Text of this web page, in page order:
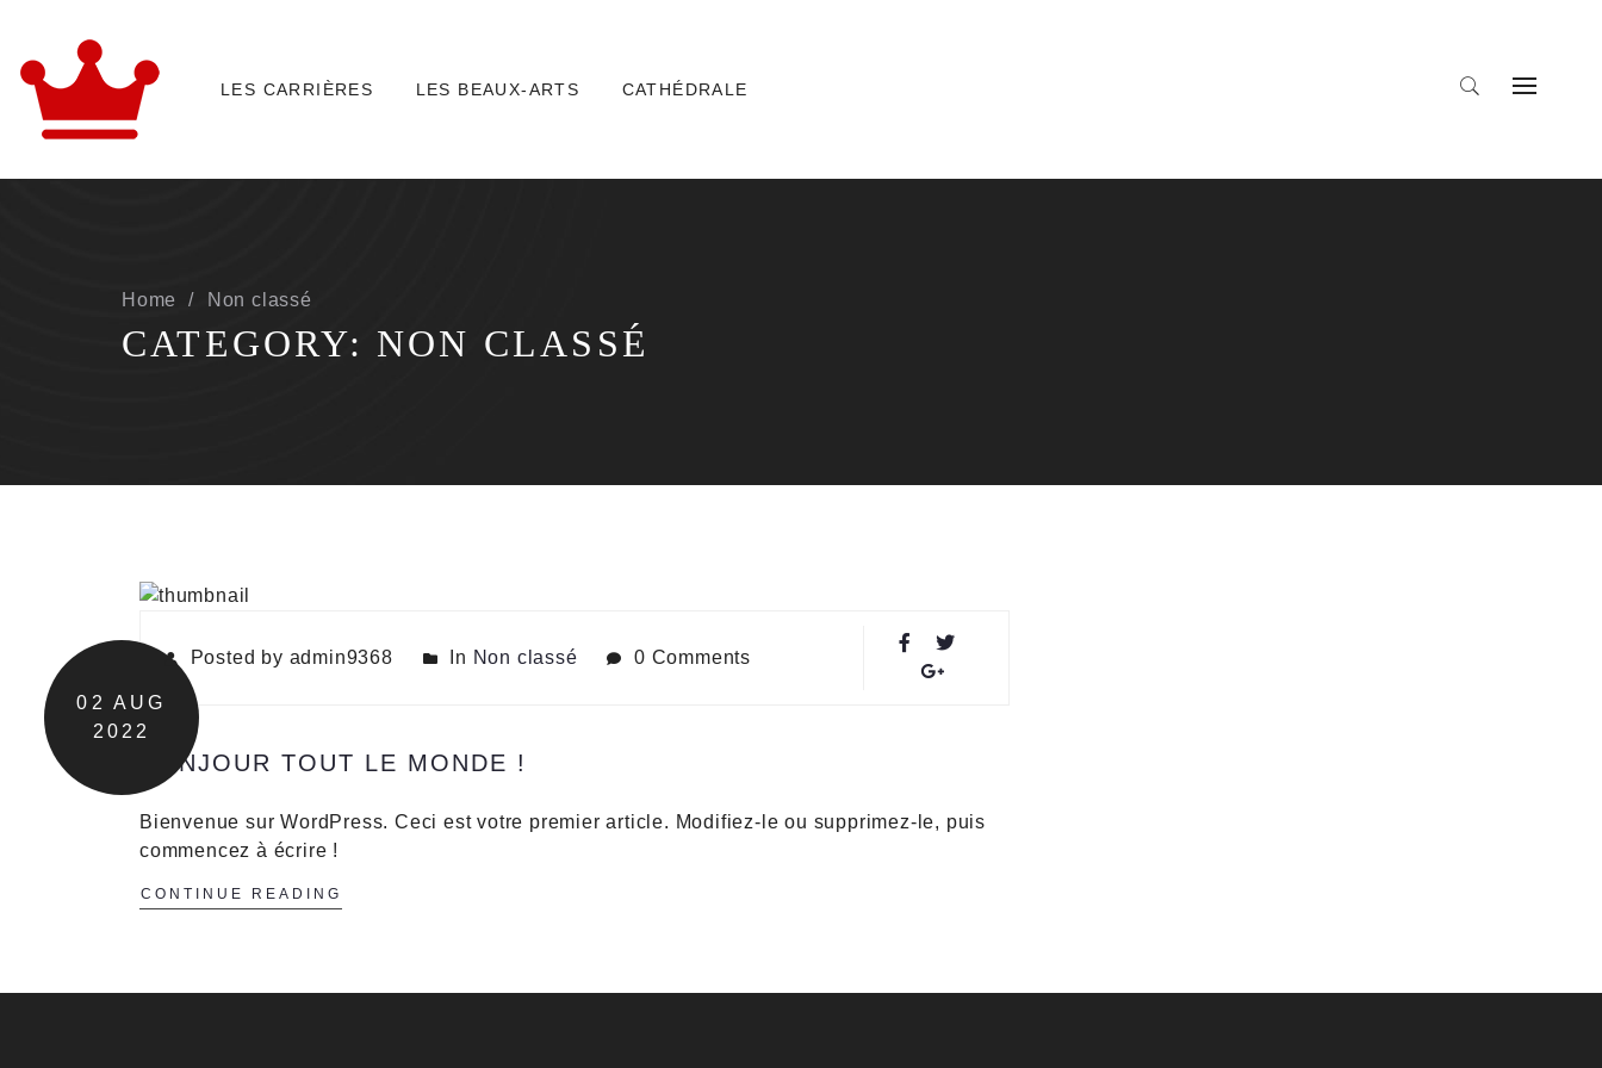
LES CARRIÈRES LES BEAUX-ARTS CATHÉDRALE
Home Non classé
CATEGORY: NON CLASSÉ
02 AUG
2022
Posted by admin9368 In Non classé 0 Comments
BONJOUR TOUT LE MONDE !
Bienvenue sur WordPress. Ceci est votre premier article. Modifiez-le ou supprimez-le, puis
commencez à écrire !
CONTINUE READING